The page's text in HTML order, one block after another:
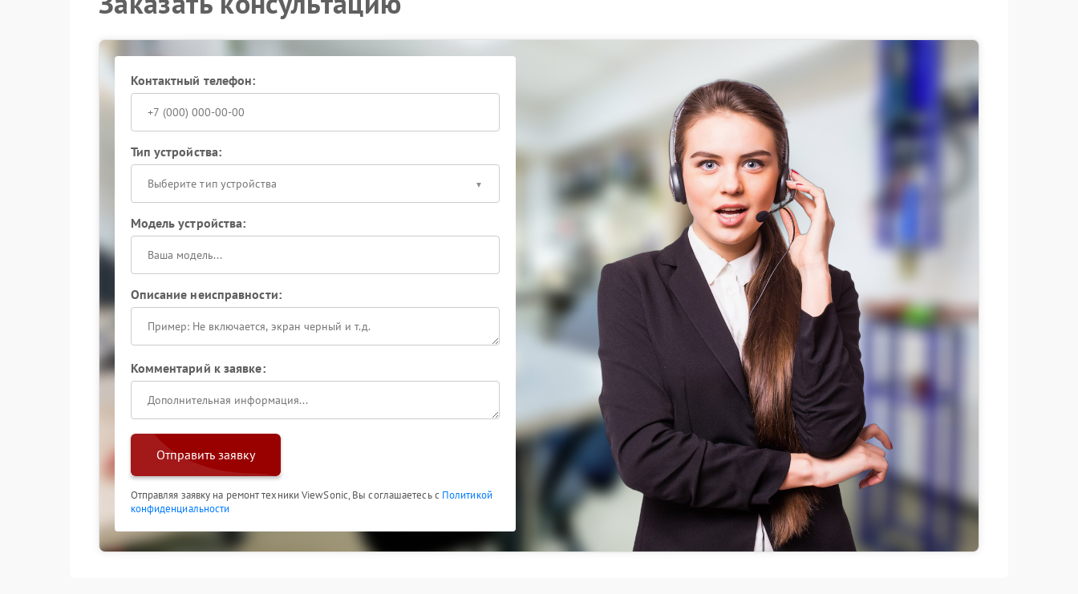
Контактный телефон:
Тип устройства:
Выберите тип устройства
Модель устройства:
Описание неисправности:
Комментарий к заявке:
Отправить заявку
Отправляя заявку на ремонт техники ViewSonic, Вы соглашаетесь с Политикой
конфиденциальности